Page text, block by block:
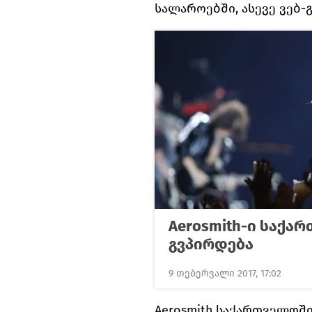
სალაროებში, ასევე ვებ-
Aerosmith-ი
გვპირდება
9 თებერვალი 2017, 17:02